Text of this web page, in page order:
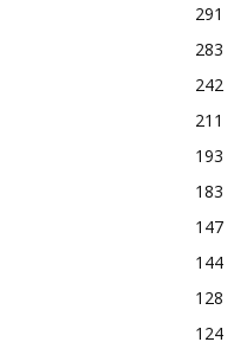
291
283
242
211
193
183
147
144
128
124